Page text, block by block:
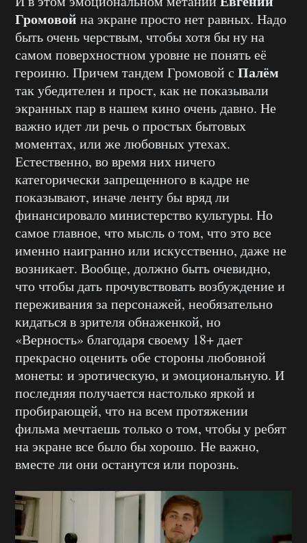
Громовой на экране просто нет равных. Надо
быть очень черствым, чтобы хотя бы ну на
самом поверхностном уровне не понять её
героиню. Причем тандем Громовой с Палём
так убедителен и прост, как не показывали
экранных пар в нашем кино очень давно. Не
важно идет ли речь о простых бытовых
моментах, или же любовных утехах.
Естественно, во время них ничего
категорически запрещенного в кадре не
показывают, иначе ленту бы вряд ли
финансировало министерство культуры. Но
самое главное, что мысль о том, что это все
именно наигранно или искусственно, даже не
возникает. Вообще, должно быть очевидно,
что чтобы дать прочувствовать возбуждение и
переживания за персонажей, необязательно
кидаться в зрителя обнаженкой, но
«Верность» благодаря своему 18+ дает
прекрасно оценить обе стороны любовной
монеты: и эротическую, и эмоциональную. И
последняя получается настолько яркой и
пробирающей, что на всем протяжении
фильма мечтаешь только о том, чтобы у ребят
на экране все было бы хорошо. Не важно,
вместе ли они останутся или порознь.